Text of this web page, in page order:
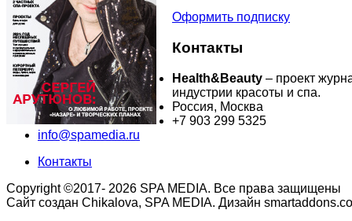
Оформить подписку
Контакты
Health&Beauty – проект
индустрии красоты и спа.
Россия, Москва
+7 903 299 5325
info@spamedia.ru
Контакты
Copyright ©2017- 2026 SPA MEDIA. Все права защищены
Сайт создан Chikalova, SPA MEDIA. Дизайн